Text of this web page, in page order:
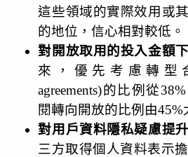
這些領域的實際效用或
的地位，信心相對較低。
對開放取用的投入金額
來，優先考慮轉型
agreements)的比例從38%
閱轉向開放的比例由45%
對用戶資料隱私疑慮提升
三方取得個人資料表示